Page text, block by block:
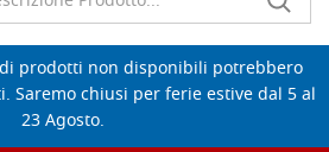
di prodotti non disponibili potrebbero
chiusi per ferie estive dal 5 al
23 Agosto.